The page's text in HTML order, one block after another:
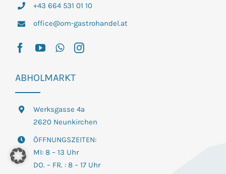
+43 664 531 01 10
office@om-gastrohandel.at
ABHOLMARKT
Werksgasse 4a
2620 Neunkirchen
ÖFFNUNGSZEITEN:
MI: 8 – 13 Uhr
DO. – FR. : 8 – 17 Uhr